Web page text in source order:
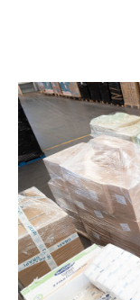
deposito bancali roma
deposito merci roma
trasporto full truck
full truck load
spedire pallet
logistica pomezia
logistica roma sud
logistica santa palomba
logistica castelli romani
logistica ardea